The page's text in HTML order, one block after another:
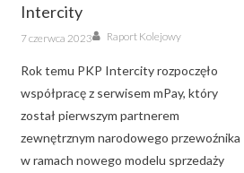
Intercity
Posted
on
7 czerwca 2023 Author
Raport Kolejowy
Rok temu PKP Intercity rozpoczęło
współpracę z serwisem mPay, który
został pierwszym partnerem
zewnętrznym narodowego przewoźnika
w ramach nowego modelu sprzedaży